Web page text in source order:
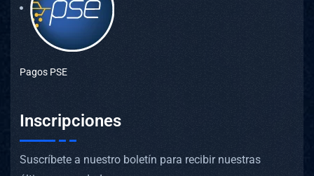
Pagos PSE
Inscripciones
Suscríbete a nuestro boletín para recibir nuestras